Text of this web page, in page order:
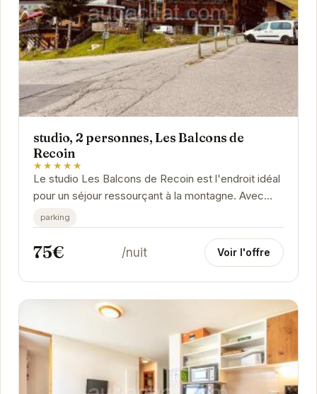
studio, 2 personnes, Les Balcons de
Recoin
★★★★★
Le studio Les Balcons de Recoin est l'endroit idéal
pour un séjour ressourçant à la montagne. Avec
son ambiance chaleureuse et ses équipements...
parking
75€ /nuit Voir l'offre